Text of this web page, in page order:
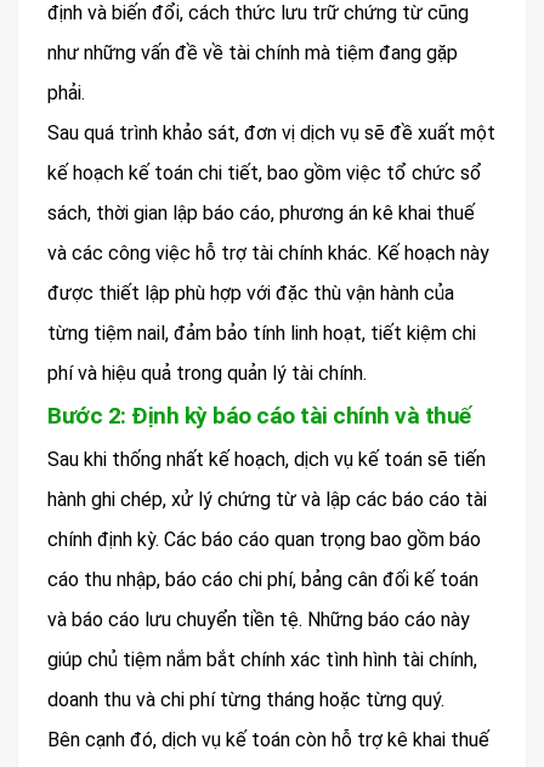
định và biến đổi, cách thức lưu trữ chứng từ cũng
như những vấn đề về tài chính mà tiệm đang gặp
phải.
Sau quá trình khảo sát, đơn vị dịch vụ sẽ đề xuất một
kế hoạch kế toán chi tiết, bao gồm việc tổ chức sổ
sách, thời gian lập báo cáo, phương án kê khai thuế
và các công việc hỗ trợ tài chính khác. Kế hoạch này
được thiết lập phù hợp với đặc thù vận hành của
từng tiệm nail, đảm bảo tính linh hoạt, tiết kiệm chi
phí và hiệu quả trong quản lý tài chính.
Bước 2: Định kỳ báo cáo tài chính và thuế
Sau khi thống nhất kế hoạch, dịch vụ kế toán sẽ tiến
hành ghi chép, xử lý chứng từ và lập các báo cáo tài
chính định kỳ. Các báo cáo quan trọng bao gồm báo
cáo thu nhập, báo cáo chi phí, bảng cân đối kế toán
và báo cáo lưu chuyển tiền tệ. Những báo cáo này
giúp chủ tiệm nắm bắt chính xác tình hình tài chính,
doanh thu và chi phí từng tháng hoặc từng quý.
Bên cạnh đó, dịch vụ kế toán còn hỗ trợ kê khai thuế